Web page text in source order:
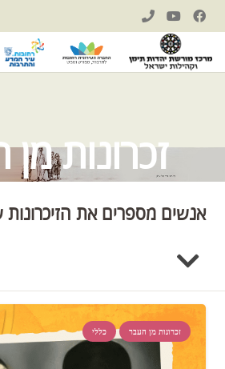
זכרונות
אנשים מספרים את
זכרונות מן העבר כללי